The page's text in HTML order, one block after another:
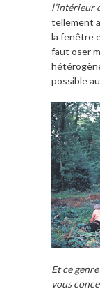
l’intérieur
tellement
la fenêtre
faut oser
possible
Et ce
vous